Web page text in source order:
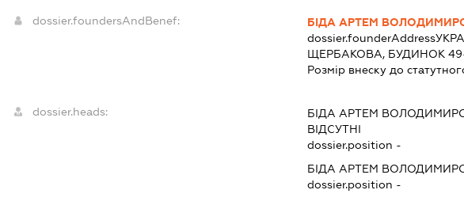
dossier.foundersAndBenef:
БІДА АРТЕМ
dossier.founderAddress
ЩЕРБАКОВА, БУДИНОК
Розмір внеску до
dossier.heads: БІДА АРТЕМ
ВІДСУТНІ
dossier.position -
БІДА АРТЕМ
dossier.position -